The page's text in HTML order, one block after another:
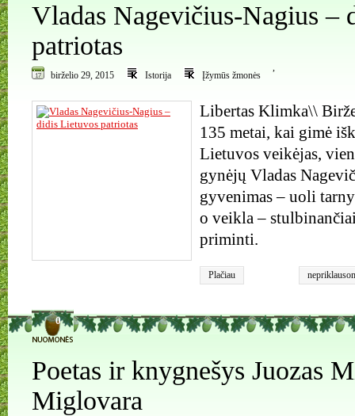
Vladas Nagevičius-Nagius –
patriotas
birželio 29, 2015 Istorija
,
Įžymūs žmonės
Libertas Klimka\\
135 metai, kai gimė
Lietuvos veikėjas,
gynėjų Vladas
gyvenimas – uoli
o veikla –
priminti.
Plačiau
0
Poetas ir knygnešys Juozas
Miglovara